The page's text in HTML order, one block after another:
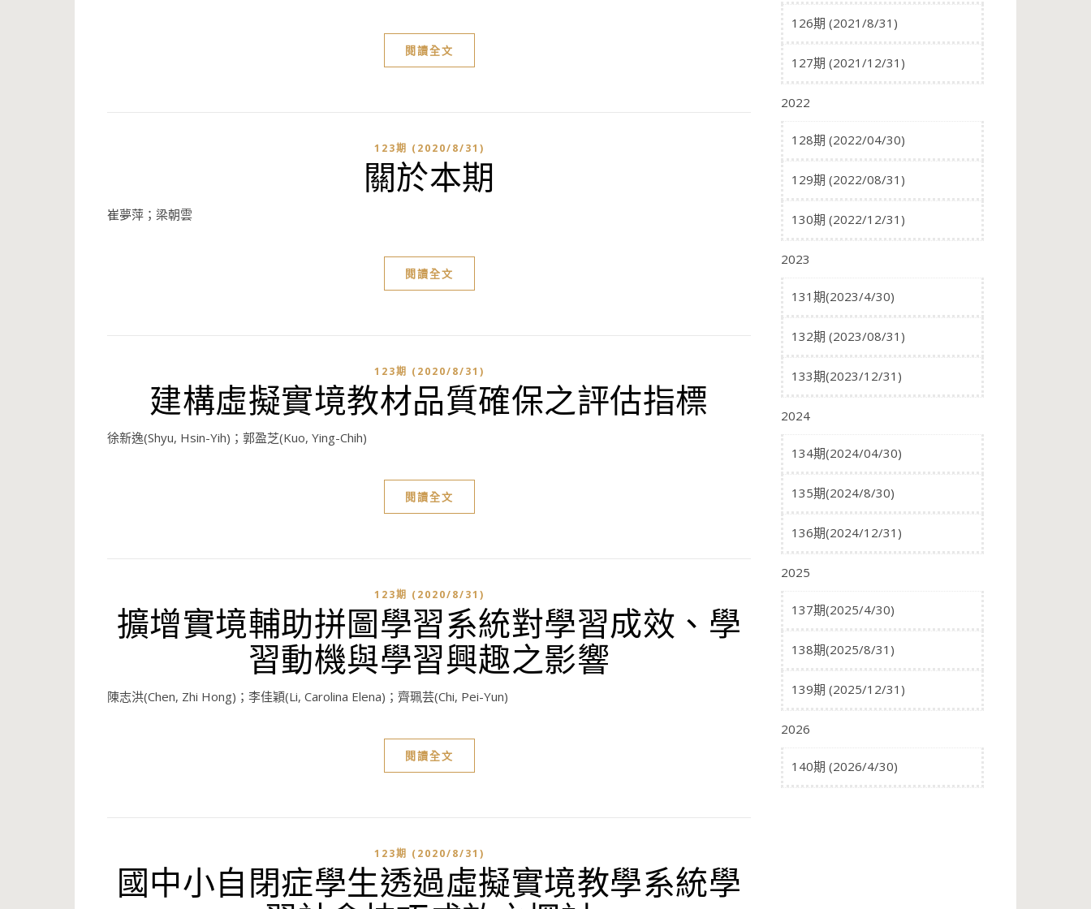
閱讀全文
123期 (2020/8/31)
關於本期
崔夢萍；梁朝雲
閱讀全文
123期 (2020/8/31)
建構虛擬實境教材品質確保之評估指標
徐新逸(Shyu, Hsin-Yih)；郭盈芝(Kuo, Ying-Chih)
閱讀全文
123期 (2020/8/31)
擴增實境輔助拼圖學習系統對學習成效、學
習動機與學習興趣之影響
陳志洪(Chen, Zhi Hong)；李佳穎(Li, Carolina Elena)；齊珮芸(Chi, Pei-Yun)
閱讀全文
123期 (2020/8/31)
國中小自閉症學生透過虛擬實境教學系統學
126期 (2021/8/31)
127期 (2021/12/31)
2022
128期 (2022/04/30)
129期 (2022/08/31)
130期 (2022/12/31)
2023
131期(2023/4/30)
132期 (2023/08/31)
133期(2023/12/31)
2024
134期(2024/04/30)
135期(2024/8/30)
136期(2024/12/31)
2025
137期(2025/4/30)
138期(2025/8/31)
139期 (2025/12/31)
2026
140期 (2026/4/30)